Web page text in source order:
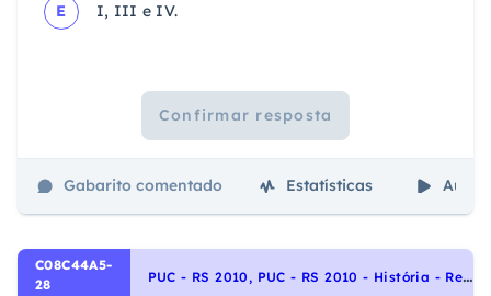
E I, III e IV.
Confirmar resposta
Gabarito comentado Estatísticas Aulas
C08C44A5-
28
P
UC - RS 2010, PUC - RS 2010 - História - República Autoritária : 1964- 1984, História do Brasil